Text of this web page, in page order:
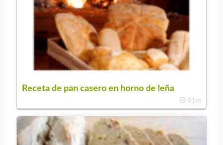
Receta de pan casero en horno de leña
51m